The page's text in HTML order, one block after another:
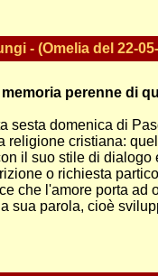
- (Omelia del 22-
perenne di
sesta domenica di
religione cristiana:
il suo stile di dialogo
o richiesta
che l'amore porta ad
sua parola, cioè